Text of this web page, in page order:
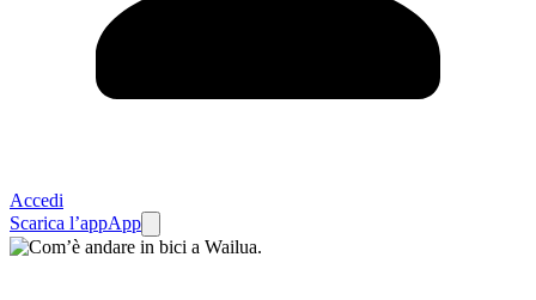
Accedi
Scarica l’appApp